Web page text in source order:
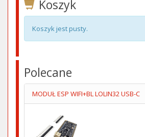
Koszyk
Koszyk jest pusty.
Polecane
MODUŁ ESP WIFI+BL LOLIN32 USB-C